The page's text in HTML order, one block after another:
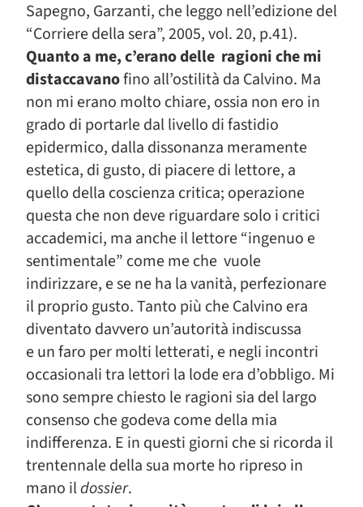
Sapegno, Garzanti, che leggo nell’edizione del
“Corriere della sera”, 2005, vol. 20, p.41).
Quanto a me, c’erano delle ragioni che mi
distaccavanofino all’ostilità da Calvino. Ma
non mi erano molto chiare, ossia non ero in
grado di portarle dal livello di fastidio
epidermico, dalla dissonanza meramente
estetica, di gusto, di piacere di lettore, a
quello della coscienza critica; operazione
questa che non deve riguardare solo i critici
accademici, ma anche il lettore “ingenuo e
sentimentale” come me che vuole
indirizzare, e se ne ha la vanità, perfezionare
il proprio gusto. Tanto più che Calvino era
diventato davvero un’autorità indiscussa
e un faro per molti letterati, e negli incontri
occasionali tra lettori la lode era d’obbligo. Mi
sono sempre chiesto le ragioni sia del largo
consenso che godeva come della mia
indifferenza. E in questi giorni che si ricorda il
trentennale della sua morte ho ripreso in
mano ildossier.